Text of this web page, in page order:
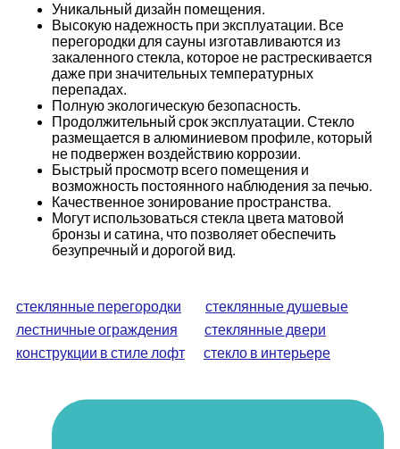
Уникальный дизайн помещения.
Высокую надежность при эксплуатации. Все
перегородки для сауны изготавливаются из
закаленного стекла, которое не растрескивается
даже при значительных температурных
перепадах.
Полную экологическую безопасность.
Продолжительный срок эксплуатации. Стекло
размещается в алюминиевом профиле, который
не подвержен воздействию коррозии.
Быстрый просмотр всего помещения и
возможность постоянного наблюдения за печью.
Качественное зонирование пространства.
Могут использоваться стекла цвета матовой
бронзы и сатина, что позволяет обеспечить
безупречный и дорогой вид.
стеклянные перегородки
стеклянные душевые
лестничные ограждения
стеклянные двери
конструкции в стиле лофт
стекло в интерьере